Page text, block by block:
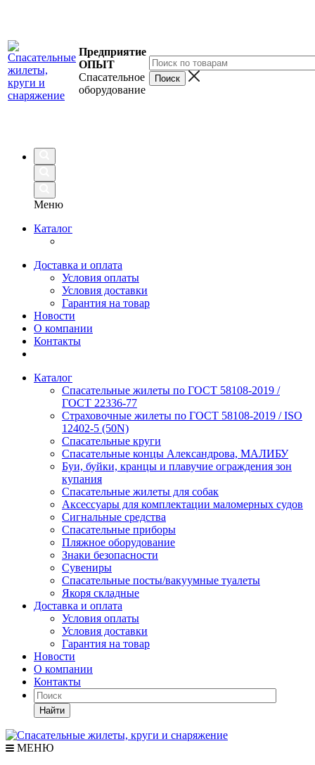
Предприятие
ОПЫТ
Спасательное
оборудование
Меню
Каталог
Доставка и оплата
Условия оплаты
Условия доставки
Гарантия на товар
Новости
О компании
Контакты
Каталог
Спасательные жилеты по ГОСТ 58108-2019 /
ГОСТ 22336-77
Страховочные жилеты по ГОСТ 58108-2019 / ISO
12402-5 (50N)
Спасательные круги
Спасательные концы Александрова, МАЛИБУ
Буи, буйки, кранцы и плавучие ограждения зон
купания
Спасательные жилеты для собак
Аксессуары для комплектации маломерных судов
Сигнальные средства
Спасательные приборы
Пляжное оборудование
Знаки безопасности
Сувениры
Спасательные посты/вакуумные туалеты
Якоря складные
Доставка и оплата
Условия оплаты
Условия доставки
Гарантия на товар
Новости
О компании
Контакты
Найти
МЕНЮ